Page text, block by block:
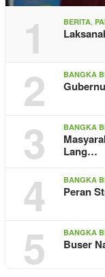
1 BERITA
2 BANGKA
3 BANGKA
Lang…
4 BANGKA
Peran
5 BANGKA
Buser